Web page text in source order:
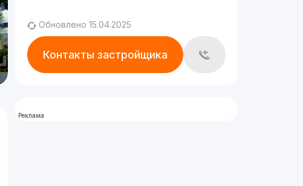
Обновлено 15.04.2025
Контакты застройщика
Реклама